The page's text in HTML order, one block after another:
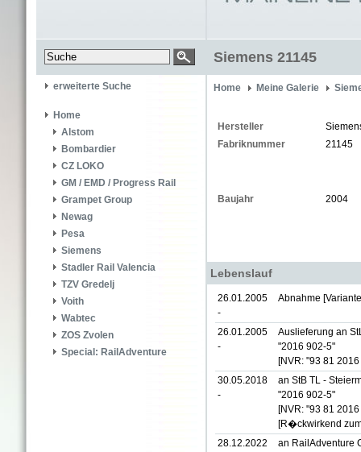
Siemens 21145
erweiterte Suche
Home
Alstom
Bombardier
CZ LOKO
GM / EMD / Progress Rail
Grampet Group
Newag
Pesa
Siemens
Stadler Rail Valencia
TZV Gredelj
Voith
Wabtec
ZOS Zvolen
Special: RailAdventure
Home Meine Galerie
Hersteller
Fabriknummer
21145
Baujahr 2004
Lebenslauf
26.01.2005
-
Abnahme
26.01.2005
-
Auslieferung an
"2016 902-5"
[NVR: "93 81
30.05.2018
-
an StB TL -
"2016 902-5"
[NVR: "93 81
[R�ckwirkend
28.12.2022
an RailAdventure